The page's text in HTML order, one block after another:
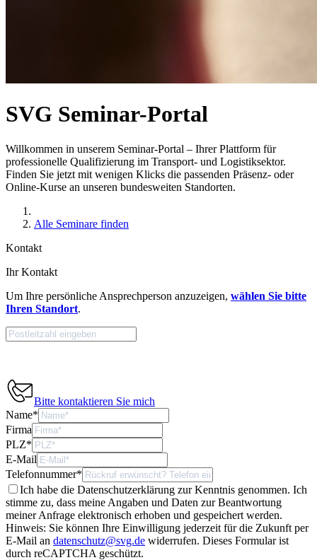
SVG Seminar-Portal
Willkommen in unserem Seminar-Portal – Ihrer Plattform für
professionelle Qualifizierung im Transport- und Logistiksektor.
Finden Sie jetzt mit wenigen Klicks die passenden Präsenz- oder
Online-Kurse an unseren bundesweiten Standorten.
Alle Seminare finden
Kontakt
Ihr Kontakt
Um Ihre persönliche Ansprechperson anzuzeigen, wählen Sie bitte
Ihren Standort.
Bitte kontaktieren Sie mich
Name*
Firma
PLZ*
E-Mail
Telefonnummer*
Ich habe die Datenschutzerklärung zur Kenntnis genommen. Ich
stimme zu, dass meine Angaben und Daten zur Beantwortung
meiner Anfrage elektronisch erhoben und gespeichert werden.
Hinweis: Sie können Ihre Einwilligung jederzeit für die Zukunft per
E-Mail an datenschutz@svg.de widerrufen. Dieses Formular ist
durch reCAPTCHA geschützt.